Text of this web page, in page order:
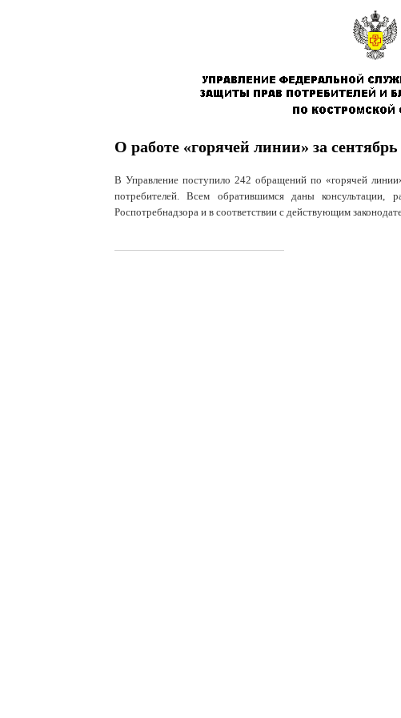
О работе «горячей линии» за сентябрь
В Управление поступило 242 обращений по «горячей
потребителей. Всем обратившимся даны консультации,
Роспотребнадзора и в соответствии с действующим